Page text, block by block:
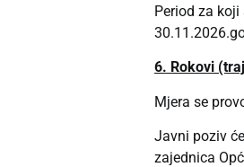
Period za
6. Rokovi
Mjera se
Javni poziv
zajednica